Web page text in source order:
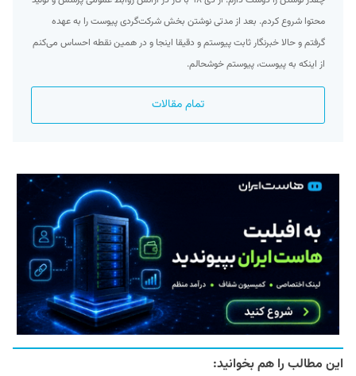
محتوا شروع کردم. بعد از مدتی نوشتن بخش شرکت‌گردی پیوست را به عهده
گرفتم و حالا خبرنگار ثابت پیوستم و دقیقا اینجا و در همین نقطه احساس می‌کنم
از اینکه به پیوست، پیوستم خوشحالم.
تمام مقالات
این مطالب را هم بخوانید: